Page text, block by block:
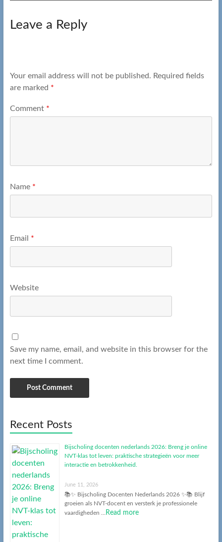
Leave a Reply
Your email address will not be published. Required fields
are marked *
Comment *
Name *
Email *
Website
Save my name, email, and website in this browser for the
next time I comment.
Recent Posts
Bijscholing docenten nederlands 2026: Breng je online
NVT-klas tot leven: praktische strategieën voor meer
interactie en betrokkenheid.
June 11, 2026
📚✨ Bijscholing Docenten Nederlands 2026 ✨📚 Blijf
groeien als NVT-docent en versterk je professionele
vaardigheden … Read more